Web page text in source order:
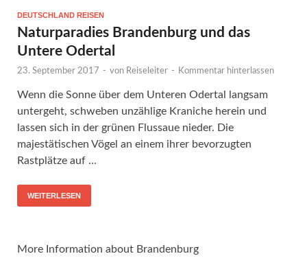
DEUTSCHLAND REISEN
Naturparadies Brandenburg und das
Untere Odertal
23. September 2017 - von Reiseleiter - Kommentar hinterlassen
Wenn die Sonne über dem Unteren Odertal langsam
untergeht, schweben unzählige Kraniche herein und
lassen sich in der grünen Flussaue nieder. Die
majestätischen Vögel an einem ihrer bevorzugten
Rastplätze auf …
WEITERLESEN
More Information about Brandenburg